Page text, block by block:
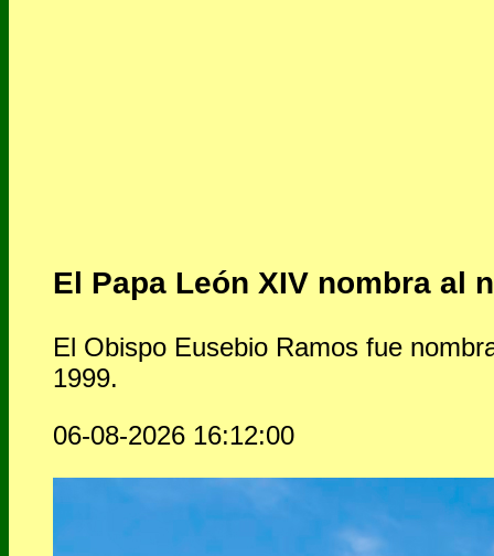
El Papa León XIV nombra al
El Obispo Eusebio Ramos fue
1999.
06-08-2026 16:12:00